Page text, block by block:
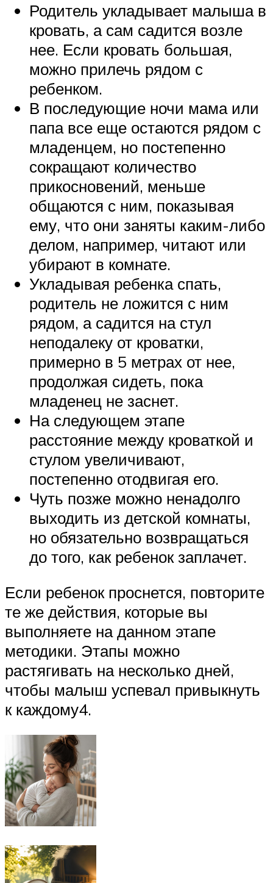
Родитель укладывает малыша в
кровать, а сам садится возле
нее. Если кровать большая,
можно прилечь рядом с
ребенком.
В последующие ночи мама или
папа все еще остаются рядом с
младенцем, но постепенно
сокращают количество
прикосновений, меньше
общаются с ним, показывая
ему, что они заняты каким-либо
делом, например, читают или
убирают в комнате.
Укладывая ребенка спать,
родитель не ложится с ним
рядом, а садится на стул
неподалеку от кроватки,
примерно в 5 метрах от нее,
продолжая сидеть, пока
младенец не заснет.
На следующем этапе
расстояние между кроваткой и
стулом увеличивают,
постепенно отодвигая его.
Чуть позже можно ненадолго
выходить из детской комнаты,
но обязательно возвращаться
до того, как ребенок заплачет.
Если ребенок проснется, повторите
те же действия, которые вы
выполняете на данном этапе
методики. Этапы можно
растягивать на несколько дней,
чтобы малыш успевал привыкнуть
к каждому4.